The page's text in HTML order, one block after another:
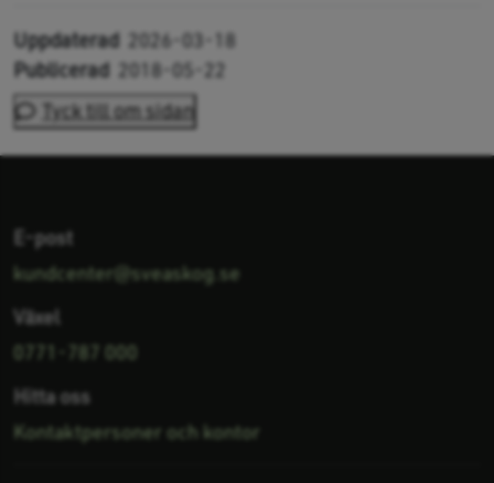
Uppdaterad 2026-03-18
Publicerad 2018-05-22
Tyck till om sidan
E-post
kundcenter@sveaskog.se
Växel
0771-787 000
Hitta oss
Kontaktpersoner och kontor